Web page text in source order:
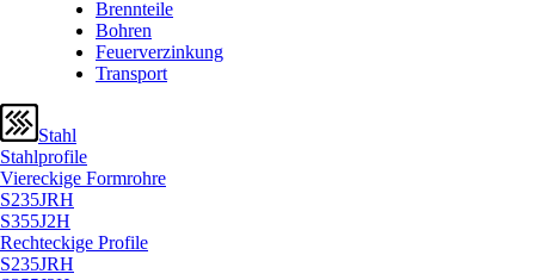
Brennteile
Bohren
Feuerverzinkung
Transport
Stahl
Stahlprofile
Viereckige Formrohre
S235JRH
S355J2H
Rechteckige Profile
S235JRH